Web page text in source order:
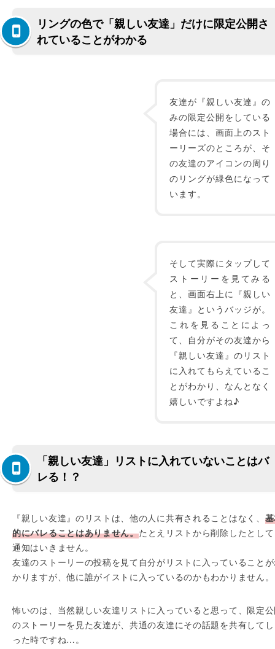
リングの色で「親しい友達」だけに限定公開さ
れていることがわかる
友達が『親しい友達』の
みの限定公開をしている
場合には、画面上のスト
ーリーズのところが、そ
の友達のアイコンの周り
のリングが緑色になって
います。
そして実際にタップして
ストーリーを見てみる
と、画面右上に『親しい
友達』というバッジが。
これを見ることによっ
て、自分がその友達から
『親しい友達』のリスト
に入れてもらえているこ
とがわかり、なんとなく
嬉しいですよね♪
「親しい友達」リストに入れていないことはバ
レる！？
『親しい友達』のリストは、他の人に共有されることはなく、
的にバレることはありません。たとえリストから削除したとし
通知はいきません。
友達のストーリーの投稿を見て自分がリストに入っていること
かりますが、他に誰がイストに入っているのかもわかりません。
怖いのは、当然親しい友達リストに入っていると思って、限定
のストーリーを見た友達が、共通の友達にその話題を共有して
った時ですね…。